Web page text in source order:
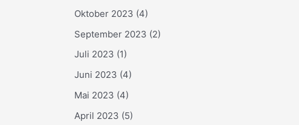
Oktober 2023 (4)
September 2023 (2)
Juli 2023 (1)
Juni 2023 (4)
Mai 2023 (4)
April 2023 (5)